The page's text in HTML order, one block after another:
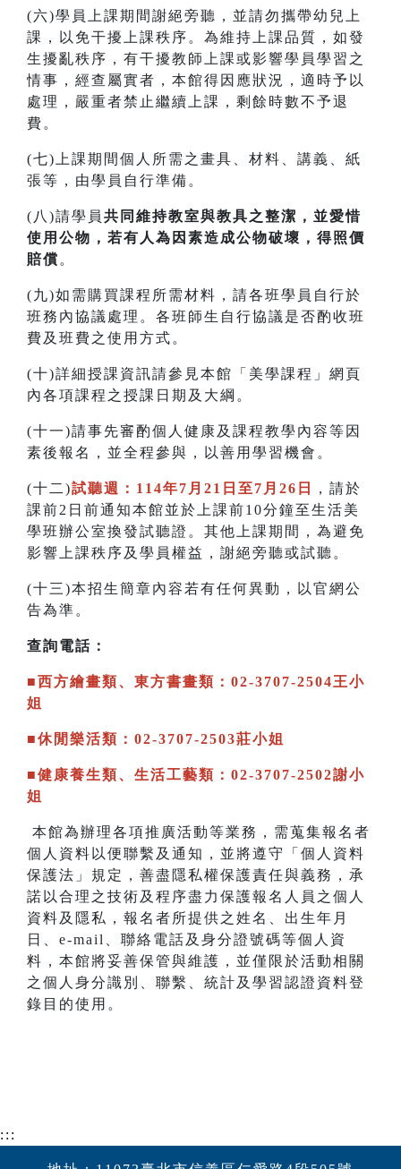
(六)學員上課期間謝絕旁聽，並請勿攜帶幼兒上
課，以免干擾上課秩序。為維持上課品質，如發
生擾亂秩序，有干擾教師上課或影響學員學習之
情事，經查屬實者，本館得因應狀況，適時予以
處理，嚴重者禁止繼續上課，剩餘時數不予退
費。
(七)上課期間個人所需之畫具、材料、講義、紙
張等，由學員自行準備。
(八)請學員 共同維持教室與教具之整潔，並愛惜
使用公物，若有人為因素造成公物破壞，得照價
賠償 。
(九)如需購買課程所需材料，請各班學員自行於
班務內協議處理。各班師生自行協議是否酌收班
費及班費之使用方式。
(十)詳細授課資訊請參見本館「美學課程」網頁
內各項課程之授課日期及大綱。
(十一)請事先審酌個人健康及課程教學內容等因
素後報名，並全程參與，以善用學習機會。
(十二)試聽週：114年7月21日至7月26日
，請於
課前2日前通知本館並於上課前10分鐘至生活美
學班辦公室換發試聽證。其他上課期間，為避免
影響上課秩序及學員權益，謝絕旁聽或試聽。
(十三)本招生簡章內容若有任何異動，以官網公
告為準。
查詢電話：
■西方繪畫類、東方書畫類：02-3707-2504王小
姐
■休閒樂活類：02-3707-2503莊小姐
■健康養生類、生活工藝類：02-3707-2502謝小
姐
本館為辦理各項推廣活動等業務，需蒐集報名者
個人資料以便聯繫及通知，並將遵守「個人資料
保護法」規定，善盡隱私權保護責任與義務，承
諾以合理之技術及程序盡力保護報名人員之個人
資料及隱私，報名者所提供之姓名、出生年月
日、e-mail、聯絡電話及身分證號碼等個人資
料，本館將妥善保管與維護，並僅限於活動相關
之個人身分識別、聯繫、統計及學習認證資料登
錄目的使用。
:::